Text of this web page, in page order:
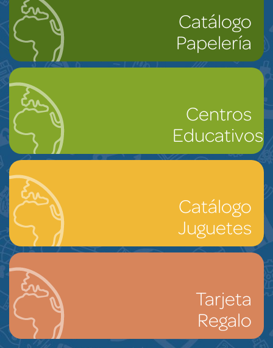
Catálogo
Papelería
Centros
Educativos
Catálogo
Juguetes
Tarjeta
Regalo